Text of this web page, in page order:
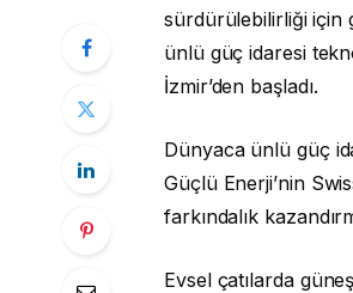
sürdürülebilirliği için
ünlü güç idaresi
İzmir’den başladı.
Dünyaca ünlü güç
Güçlü Enerji’nin
farkındalık
Evsel çatılarda